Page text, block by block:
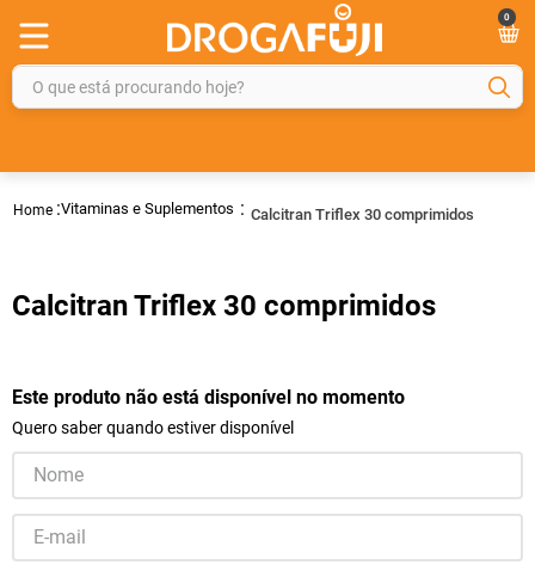
0
O que está procurando hoje?
Vitaminas e Suplementos Calcitran Triflex 30 comprimidos
Calcitran Triflex 30 comprimidos
Este produto não está disponível no momento
Quero saber quando estiver disponível
4º
rosuvastatina 20mg
6º
shampoo
7º
dipirona
fraldas geriátricas
9º
tadalafila
10º amoxicilina clavulanato